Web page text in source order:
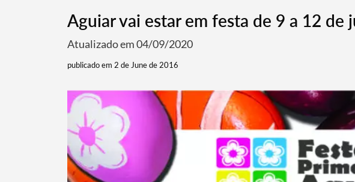
Aguiar vai estar em festa de 9 a 12 de
Atualizado em 04/09/2020
publicado em 2 de June de 2016